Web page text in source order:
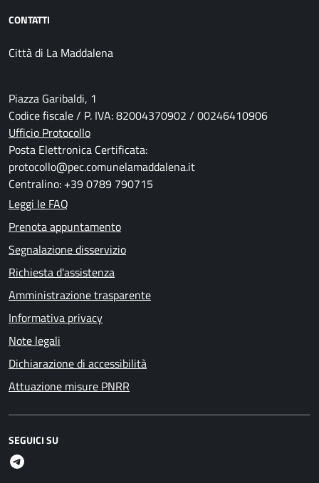
CONTATTI
Città di La Maddalena
Piazza Garibaldi, 1
Codice fiscale / P. IVA: 82004370902 / 00246410906
Ufficio Protocollo
Posta Elettronica Certificata:
protocollo@pec.comunelamaddalena.it
Centralino: +39 0789 790715
Leggi le FAQ
Prenota appuntamento
Segnalazione disservizio
Richiesta d'assistenza
Amministrazione trasparente
Informativa privacy
Note legali
Dichiarazione di accessibilità
Attuazione misure PNRR
SEGUICI SU